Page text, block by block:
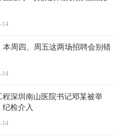
14
本周四、周五这两场招聘会别错
14
深圳南山医院书记邓某被举
检介入
14